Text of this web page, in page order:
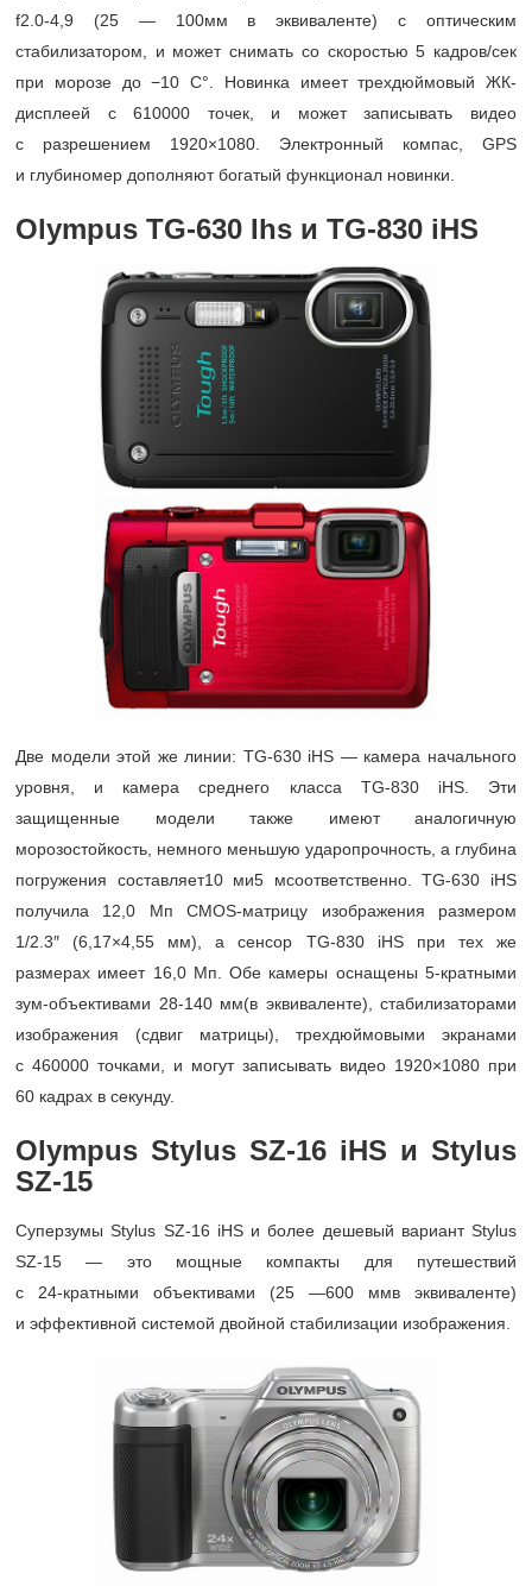
f2.0-4,9 (25 — 100мм в эквиваленте) с оптическим
стабилизатором, и может снимать со скоростью 5 кадров/сек
при морозе до −10 С°. Новинка имеет трехдюймовый ЖК-
дисплеей c 610000 точек, и может записывать видео
с разрешением 1920×1080. Электронный компас, GPS
и глубиномер дополняют богатый функционал новинки.
Olympus TG-630 Ihs и TG-830 iHS
Две модели этой же линии: TG-630 iHS — камера начального
уровня, и камера среднего класса TG-830 iHS. Эти
защищенные модели также имеют аналогичную
морозостойкость, немного меньшую ударопрочность, а глубина
погружения составляет10 ми5 мсоответственно. TG-630 iHS
получила 12,0 Мп CMOS-матрицу изображения размером
1/2.3″ (6,17×4,55 мм), а сенсор TG-830 iHS при тех же
размерах имеет 16,0 Мп. Обе камеры оснащены 5-кратными
зум-объективами 28-140мм(в эквиваленте), стабилизаторами
изображения (сдвиг матрицы), трехдюймовыми экранами
с 460000 точками, и могут записывать видео 1920×1080 при
60 кадрах в секунду.
Olympus Stylus SZ-16 iHS и Stylus
SZ-15
Суперзумы Stylus SZ-16 iHS и более дешевый вариант Stylus
SZ-15 — это мощные компакты для путешествий
с 24-кратными объективами (25 —600 ммв эквиваленте)
и эффективной системой двойной стабилизации изображения.